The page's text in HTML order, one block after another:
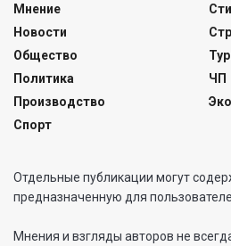
Мнение
Новости
Общество
Политика
Производство
Спорт
ЧП
Отдельные публикации могут
предназначенную для
Мнения и взгляды авторов не